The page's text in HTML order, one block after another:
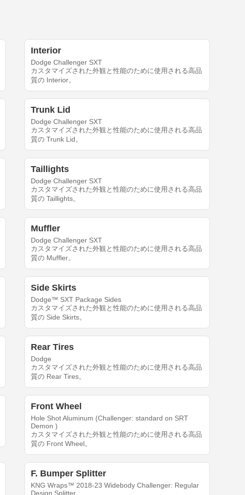
Interior
Dodge Challenger SXT
カスタマイズされた外観と性能のために使用される高品
質の Interior。
Trunk Lid
Dodge Challenger SXT
カスタマイズされた外観と性能のために使用される高品
質の Trunk Lid。
Taillights
Dodge Challenger SXT
カスタマイズされた外観と性能のために使用される高品
質の Taillights。
Muffler
Dodge Challenger SXT
カスタマイズされた外観と性能のために使用される高品
質の Muffler。
Side Skirts
Dodge™ SXT Package Sides
カスタマイズされた外観と性能のために使用される高品
質の Side Skirts。
Rear Tires
Dodge
カスタマイズされた外観と性能のために使用される高品
質の Rear Tires。
Front Wheel
Hole Shot Aluminum (Challenger: standard on SRT
Demon )
カスタマイズされた外観と性能のために使用される高品
質の Front Wheel。
F. Bumper Splitter
KNG Wraps™ 2018-23 Widebody Challenger: Regular
Design Splitter